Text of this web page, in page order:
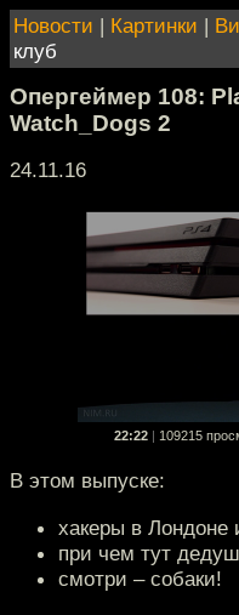
Новости | Картинки |
клуб
Опергеймер 108:
Watch_Dogs 2
24.11.16
22:22 109215
В этом выпуске:
хакеры в Лондоне
при чем тут
смотри – собаки!